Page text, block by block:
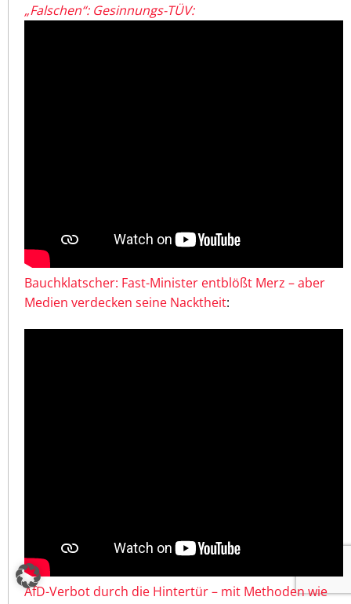
„Falschen“: Gesinnungs-TÜV:
Bauchklatscher: Fast-Minister entblößt Merz – aber
Medien verdecken seine Nacktheit:
AfD-Verbot durch die Hintertür – mit Methoden wie